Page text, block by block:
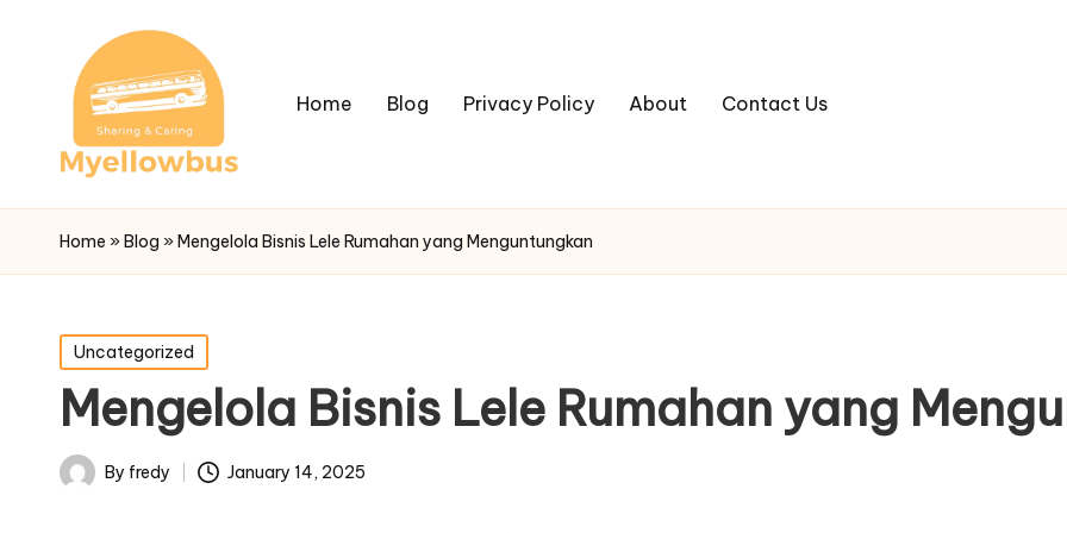
Home Blog Privacy Policy About Contact Us
Home »Blog »Mengelola Bisnis Lele Rumahan yang Menguntungkan
Posted
in
Uncategorized
Mengelola Bisnis Lele Rumahan yang
PostedBy fredy January 14, 2025